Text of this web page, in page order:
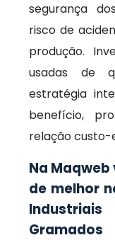
segurança
risco de
produção.
usadas de
estratégia
benefício,
relação custo-
Na
de melhor
Gramados